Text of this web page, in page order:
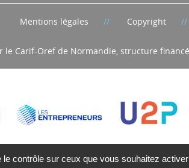
contrôle sur ceux que vous souhaitez activer